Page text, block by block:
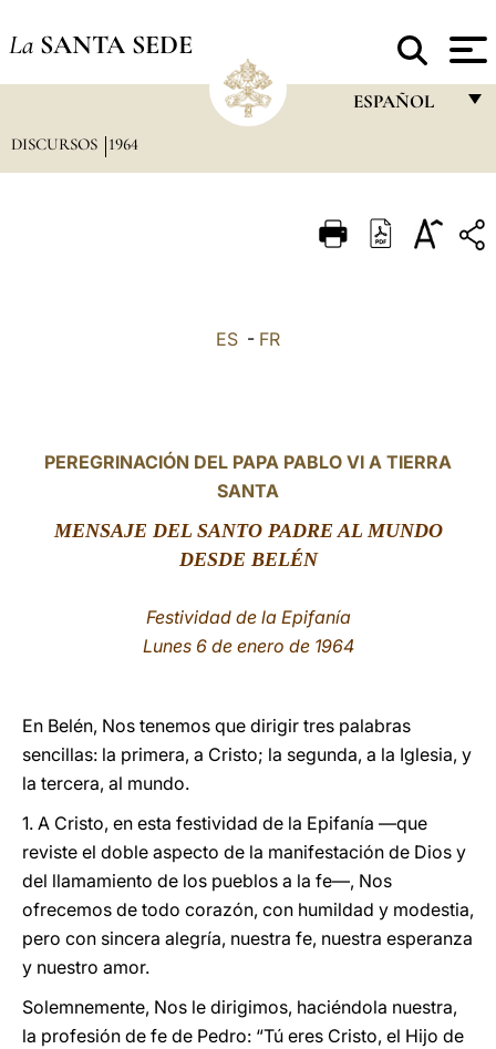
La SANTA SEDE
ESPAÑOL
ITALIANO
LATINE
DISCURSOS 1964
ES - FR
PEREGRINACIÓN DEL PAPA PABLO VI A TIERRA
SANTA
MENSAJE DEL SANTO PADRE AL MUNDO
DESDE BELÉN
Festividad de la Epifanía
Lunes 6 de enero de 1964
En Belén, Nos tenemos que dirigir tres palabras
sencillas: la primera, a Cristo; la segunda, a la Iglesia, y
la tercera, al mundo.
1. A Cristo, en esta festividad de la Epifanía —que
reviste el doble aspecto de la manifestación de Dios y
del llamamiento de los pueblos a la fe—, Nos
ofrecemos de todo corazón, con humildad y modestia,
pero con sincera alegría, nuestra fe, nuestra esperanza
y nuestro amor.
Solemnemente, Nos le dirigimos, haciéndola nuestra,
la profesión de fe de Pedro: “Tú eres Cristo, el Hijo de